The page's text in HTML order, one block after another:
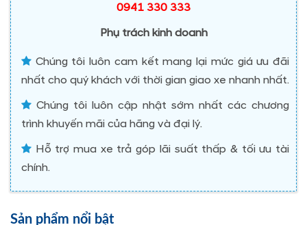
0941 330 333
Phụ trách kinh doanh
Chúng tôi luôn cam kết mang lại mức giá ưu đãi
nhất cho quý khách với thời gian giao xe nhanh nhất.
Chúng tôi luôn cập nhật sớm nhất các chương
trình khuyến mãi của hãng và đại lý.
Hỗ trợ mua xe trả góp lãi suất thấp & tối ưu tài
chính.
Sản phẩm nổi bật